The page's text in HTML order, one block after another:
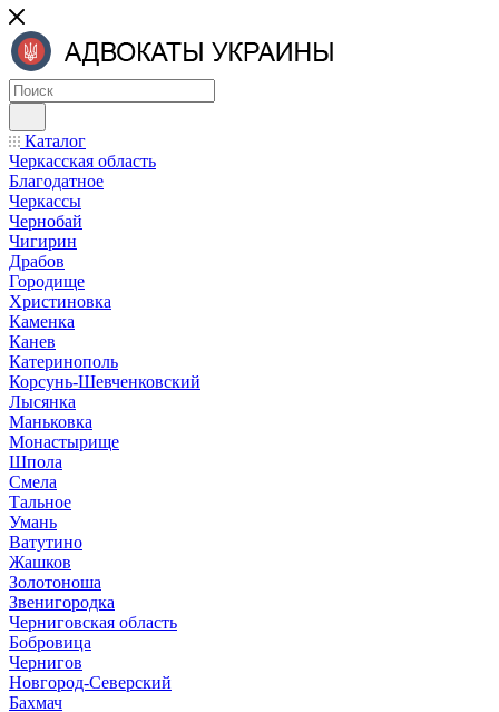
Каталог
Черкасская область
Благодатное
Черкассы
Чернобай
Чигирин
Драбов
Городище
Христиновка
Каменка
Канев
Катеринополь
Корсунь-Шевченковский
Лысянка
Маньковка
Монастырище
Шпола
Смела
Тальное
Умань
Ватутино
Жашков
Золотоноша
Звенигородка
Черниговская область
Бобровица
Чернигов
Новгород-Северский
Бахмач